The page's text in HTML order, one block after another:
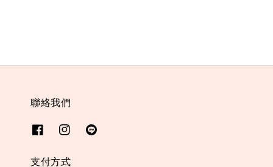
聯絡我們
支付方式